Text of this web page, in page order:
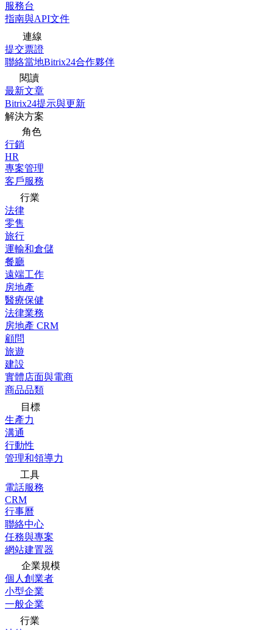
服務台
指南與API文件
連線
提交票證
聯絡當地Bitrix24合作夥伴
閱讀
最新文章
Bitrix24提示與更新
解決方案
角色
行銷
HR
專案管理
客戶服務
行業
法律
零售
旅行
運輸和倉儲
餐廳
遠端工作
房地產
醫療保健
法律業務
房地產 CRM
顧問
旅遊
建設
實體店面與電商
商品品類
目標
生產力
溝通
行動性
管理和領導力
工具
電話服務
CRM
行事曆
聯絡中心
任務與專案
網站建置器
企業規模
個人創業者
小型企業
一般企業
行業